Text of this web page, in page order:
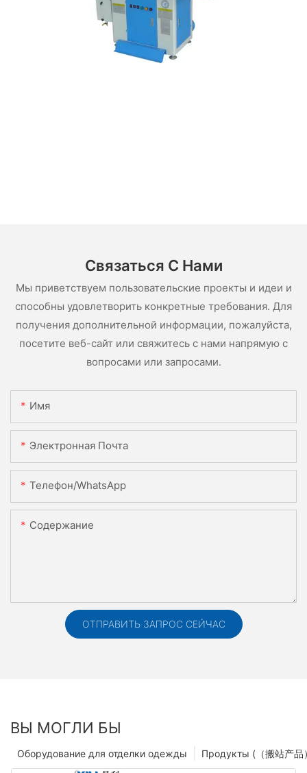
Связаться С Нами
Мы приветствуем пользовательские проекты и идеи и
способны удовлетворить конкретные требования. Для
получения дополнительной информации, пожалуйста,
посетите веб-сайт или свяжитесь с нами напрямую с
вопросами или запросами.
Имя
Электронная Почта
Телефон/WhatsApp
Содержание
ОТПРАВИТЬ ЗАПРОС СЕЙЧАС
ВЫ МОГЛИ БЫ
Продукты (（搬站产品
Оборудование для отделки одежды